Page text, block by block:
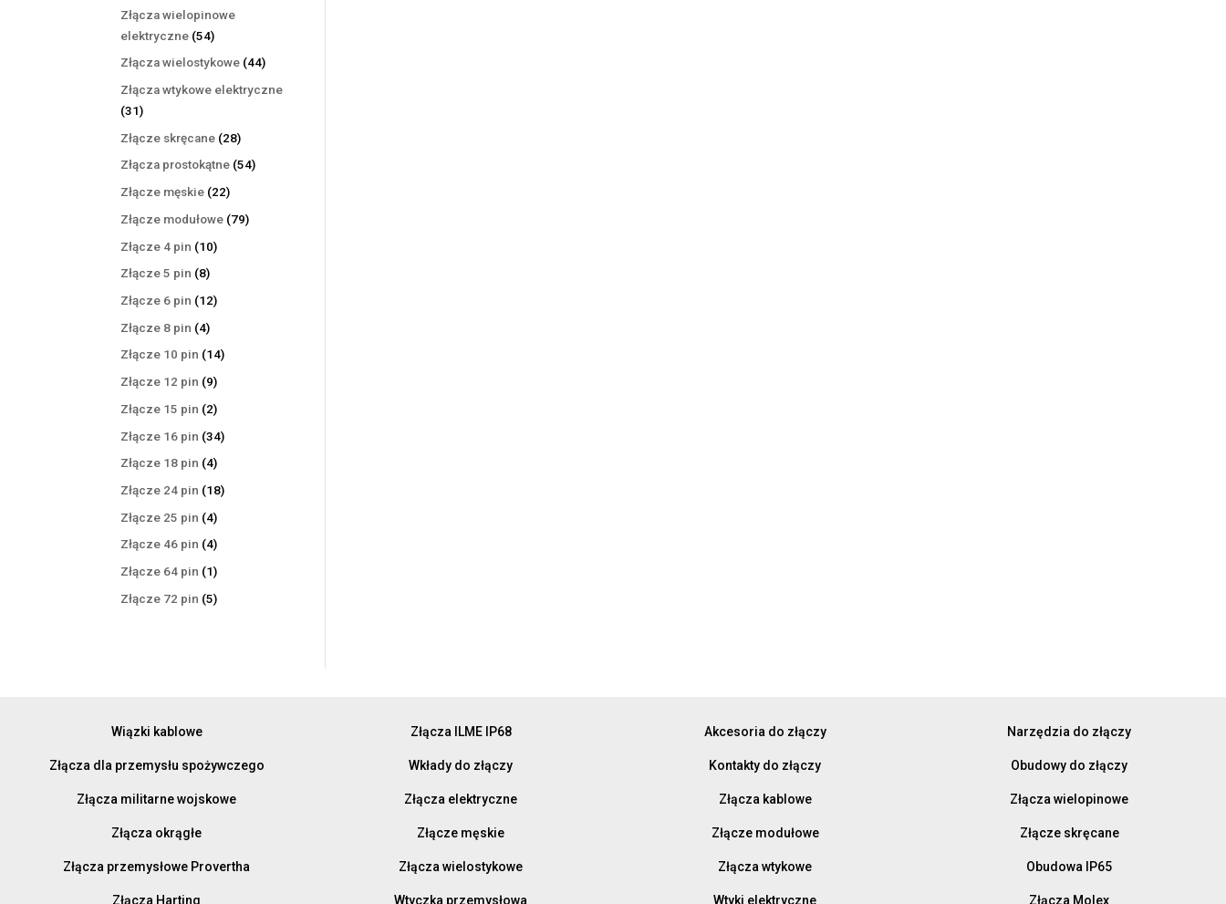
Złącza wielopinowe
elektryczne 5454
produkty
Złącza wielostykowe 4444
Złącza wtykowe elektryczne
3131
produktów
Złącze skręcane 2828
produktów
Złącza prostokątne 5454
Złącze męskie 2222
produkty
Złącze modułowe 7979
Złącze 4 pin 1010
Złącze 5 pin 88
produktów
Złącze 6 pin 1212
Złącze 8 pin 44
produkty
Złącze 10 pin 1414
Złącze 12 pin 99
produktów
Złącze 15 pin 22
produkty
Złącze 16 pin 3434
Złącze 18 pin 44
produkty
Złącze 24 pin 1818
Złącze 25 pin 44
produkty
Złącze 46 pin 44
produkty
Złącze 64 pin 11
produkt
Złącze 72 pin 55
Wiązki kablowe
Złącza dla przemysłu spożywczego
Złącza militarne wojskowe
Złącza okrągłe
Złącza przemysłowe Provertha
Złącza Harting
Złącza ILME IP68
Wkłady do złączy
Złącza elektryczne
Złącze męskie
Złącza wielostykowe
Wtyczka przemysłowa
Akcesoria do złączy
Kontakty do złączy
Złącza kablowe
Złącze modułowe
Złącza wtykowe
Wtyki elektryczne
Narzędzia do złączy
Obudowy do złączy
Złącza wielopinowe
Złącze skręcane
Obudowa IP65
Złącza Molex